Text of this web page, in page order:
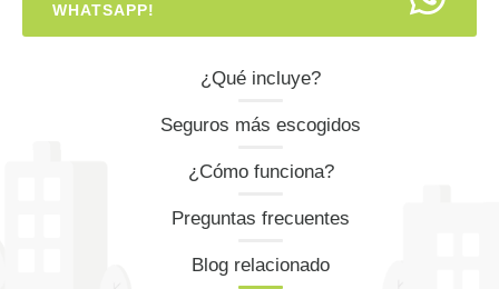
WHATSAPP!
¿Qué incluye?
Seguros más escogidos
¿Cómo funciona?
Preguntas frecuentes
Blog relacionado